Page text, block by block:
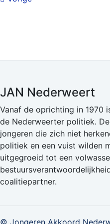
JAN Nederweert
Vanaf de oprichting in 1970
de Nederweerter politiek.
jongeren die zich niet
politiek en een vuist wilden
uitgegroeid tot een
coalitiepartner.